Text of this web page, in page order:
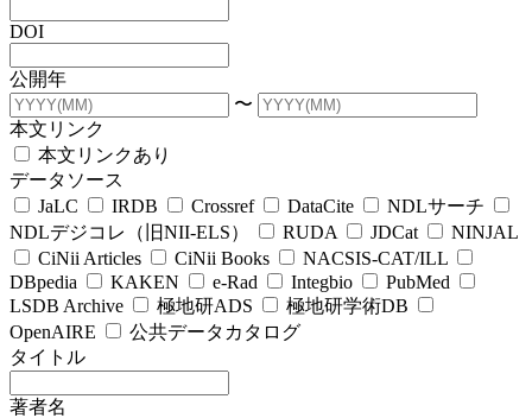
DOI
公開年
〜
本文リンク
本文リンクあり
データソース
JaLC
IRDB Crossref DataCite
NDLサーチ
NDLデジコレ（旧NII-ELS）
RUDA JDCat
NINJAL
CiNii Articles
CiNii Books
NACSIS-CAT/ILL
DBpedia
KAKEN e-Rad Integbio
PubMed
LSDB Archive
極地研ADS
極地研学術DB
OpenAIRE
公共データカタログ
タイトル
著者名